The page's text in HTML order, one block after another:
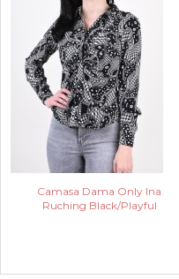
Camasa Dama Only Ina
Ruching Black/Playful